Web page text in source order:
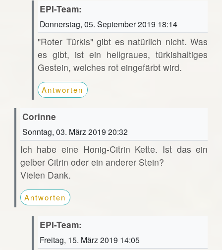
EPI-Team:
Donnerstag, 05. September 2019 18:14
"Roter Türkis" gibt es natürlich nicht. Was
es gibt, ist ein hellgraues, türkishaltiges
Gestein, welches rot eingefärbt wird.
Antworten
Corinne
Sonntag, 03. März 2019 20:32
Ich habe eine Honig-Citrin Kette. Ist das ein
gelber Citrin oder ein anderer Stein?
Vielen Dank.
Antworten
EPI-Team:
Freitag, 15. März 2019 14:05